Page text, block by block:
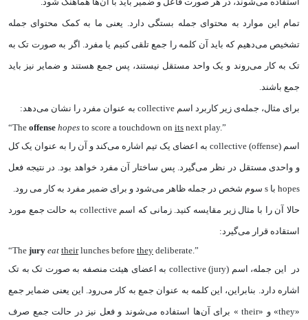
تمام این موارد به محتوای جمله بستگی دارد. یعنی ما به کمک محتوای جمله
تشخیص می‌دهیم که باید آن کلمه را جمع تلقی کنیم یا مفرد. اگر به صورت تک به
تک به کار می‌روند و یک واحد مستقل نیستند،‌ پس جمع هستند و ضمایر نیز باید
جمع باشند.
برای مثال، جمله‌ی زیر کاربرد اسم collective به عنوان مفرد را نشان می‌دهد:
“The offense hopes to score a touchdown on its next play.”
اسم collective (offense) به اعضای یک تیم اشاره می‌کند و آن را به عنوان یک کل
و واحدی مستقل در نظر می‌گیرد. پس ساختار آن مفرد خواهد بود. در نتیجه فعل
hopes با s‌ سوم شخص در جمله ظاهر می‌شود و برای ضمیر مفرد به کار می رود.
حالا آن را با مثال زیر مقایسه کنید. زمانی که اسم collective به حالت جمع مورد
استقاده قرار می‌گیرد:
“The jury eat theirlunches before they deliberate.”
در این جمله، اسم collective (jury) به اعضای هیئت منصفه به صورت تک به تک
اشاره دارد. بنابراین، این کلمه به عنوان جمع به کار می‌رود. این یعنی ضمایر جمع
«they» و «their » برای آن‌ها استفاده می‌شوند و فعل نیز در حالت جمع صرف